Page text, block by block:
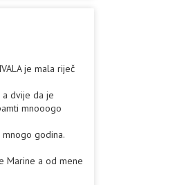
je mala riječ
dvije da je
mnooogo
mnogo godina.
Marine a od mene